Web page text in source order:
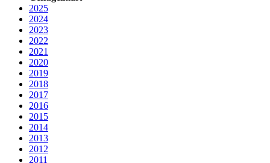
2025
2024
2023
2022
2021
2020
2019
2018
2017
2016
2015
2014
2013
2012
2011